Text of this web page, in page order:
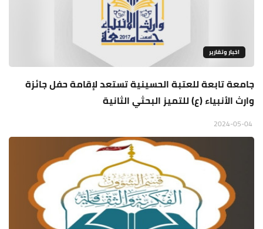
اخبار وتقارير
جامعة تابعة للعتبة الحسينية تستعد لإقامة حفل جائزة
وارث الأنبياء (ع) للتميز البحثي الثانية